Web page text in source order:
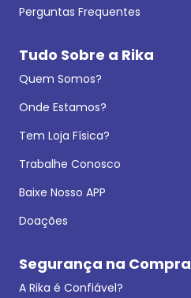
Perguntas Frequentes
Tudo Sobre a Rika
Quem Somos?
Onde Estamos?
Tem Loja Física?
Trabalhe Conosco
Baixe Nosso APP
Doações
Segurança na Compra
A Rika é Confiável?